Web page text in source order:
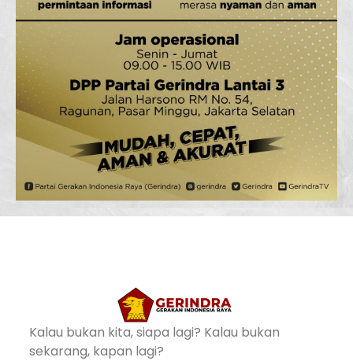
Kalau bukan kita, siapa lagi? Kalau bukan
sekarang, kapan lagi?